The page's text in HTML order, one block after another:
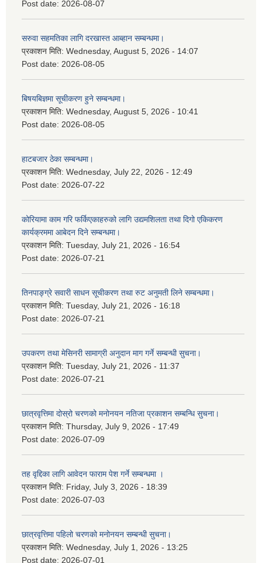
Post date: 2026-08-07
सरुवा सहमतिका लागि दरखास्त आब्हान सम्बन्धमा।
प्रकाशन मिति: Wednesday, August 5, 2026 - 14:07
Post date: 2026-08-05
बिषयबिज्ञमा सूचीकरण हुने सम्बन्धमा।
प्रकाशन मिति: Wednesday, August 5, 2026 - 10:41
Post date: 2026-08-05
हाटबजार ठेका सम्बन्धमा।
प्रकाशन मिति: Wednesday, July 22, 2026 - 12:49
Post date: 2026-07-22
कोरियामा काम गरि फर्किएकाहरुको लागि उद्यमशिलता तथा दिगो एकिकरण
कार्यक्रममा आबेदन दिने सम्बन्धमा।
प्रकाशन मिति: Tuesday, July 21, 2026 - 16:54
Post date: 2026-07-21
तिनपाङ्ग्रे सवारी साधन सूचीकरण तथा रुट अनुमती लिने सम्बन्धमा।
प्रकाशन मिति: Tuesday, July 21, 2026 - 16:18
Post date: 2026-07-21
उपकरण तथा मेसिनरी सामाग्री अनुदान माग गर्ने सम्बन्धी सुचना।
प्रकाशन मिति: Tuesday, July 21, 2026 - 11:37
Post date: 2026-07-21
छात्रवृत्तिमा दोस्रो चरणको मनोनयन नतिजा प्रकाशन सम्बन्धि सुचना।
प्रकाशन मिति: Thursday, July 9, 2026 - 17:49
Post date: 2026-07-09
तह वृद्दिका लागि आवेदन फाराम पेश गर्ने सम्बन्धमा ।
प्रकाशन मिति: Friday, July 3, 2026 - 18:39
Post date: 2026-07-03
छात्रवृत्तिमा पहिलो चरणको मनोनयन सम्बन्धी सुचना।
प्रकाशन मिति: Wednesday, July 1, 2026 - 13:25
Post date: 2026-07-01